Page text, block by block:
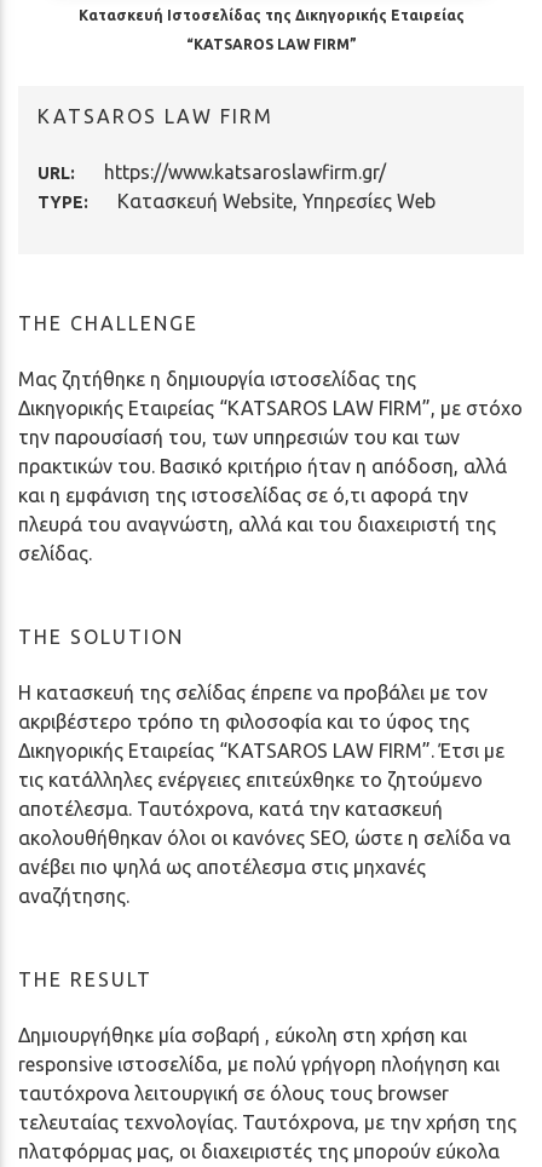
Κατασκευή Ιστοσελίδας της Δικηγορικής Εταιρείας
“KATSAROS LAW FIRM”
KATSAROS LAW FIRM
URL: https://www.katsaroslawfirm.gr/
TYPE: Κατασκευή Website, Υπηρεσίες Web
THE CHALLENGE
Μας ζητήθηκε η δημιουργία ιστοσελίδας της
Δικηγορικής Εταιρείας “KATSAROS LAW FIRM”, με στόχο
την παρουσίασή του, των υπηρεσιών του και των
πρακτικών του. Βασικό κριτήριο ήταν η απόδοση, αλλά
και η εμφάνιση της ιστοσελίδας σε ό,τι αφορά την
πλευρά του αναγνώστη, αλλά και του διαχειριστή της
σελίδας.
THE SOLUTION
Η κατασκευή της σελίδας έπρεπε να προβάλει με τον
ακριβέστερο τρόπο τη φιλοσοφία και το ύφος της
Δικηγορικής Εταιρείας “KATSAROS LAW FIRM”. Έτσι με
τις κατάλληλες ενέργειες επιτεύχθηκε το ζητούμενο
αποτέλεσμα. Ταυτόχρονα, κατά την κατασκευή
ακολουθήθηκαν όλοι οι κανόνες SEO, ώστε η σελίδα να
ανέβει πιο ψηλά ως αποτέλεσμα στις μηχανές
αναζήτησης.
THE RESULT
Δημιουργήθηκε μία σοβαρή , εύκολη στη χρήση και
responsive ιστοσελίδα, με πολύ γρήγορη πλοήγηση και
ταυτόχρονα λειτουργική σε όλους τους browser
τελευταίας τεχνολογίας. Ταυτόχρονα, με την χρήση της
πλατφόρμας μας, οι διαχειριστές της μπορούν εύκολα